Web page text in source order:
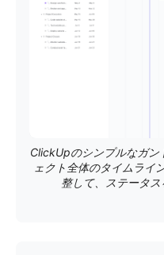
ClickUpのシンプルなガン
ェクト全体のタイムライ
整して、ステータス